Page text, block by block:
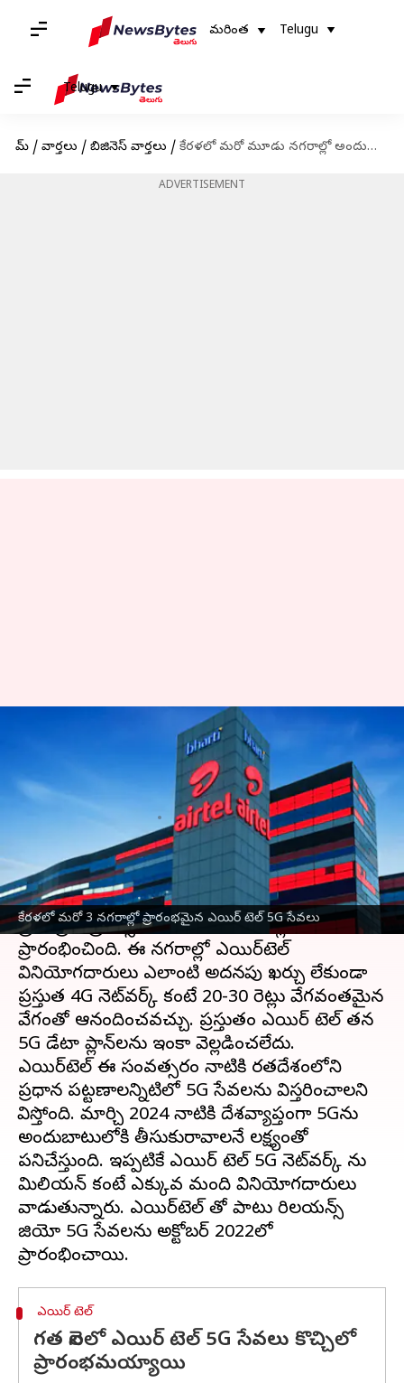
మరింత Telugu
Telugu
హోమ్ / వార్తలు / బిజినెస్ వార్తలు / కేరళలో మరో మూడు నగరాల్లో అందుబాటులోకి వచ్చిన ఎయిర్ టెల్ 5G సేవలు
ADVERTISEMENT
కేరళలో మరో 3 నగరాల్లో ప్రారంభమైన ఎయిర్ టెల్ 5G సేవలు
కేరళలో మరో మూడు నగరాల్లో
అందుబాటులోకి వచ్చిన ఎయిర్ టెల్
5G సేవలు
Feb 04, 2023 03:48 pm
ఈ వార్తాకథనం ఏంటి
భారతిఎయిర్‌టెల్తన 5G సేవలను కేరళలోని కోజికోడ్,
త్రివేండ్రం, త్రిస్సూర్‌లో విడుదల నగరాల్లో
ప్రారంభించింది. ఈ నగరాల్లో ఎయిర్‌టెల్
వినియోగదారులు ఎలాంటి అదనపు ఖర్చు లేకుండా
ప్రస్తుత 4G నెట్‌వర్క్ కంటే 20-30 రెట్లు వేగవంతమైన
వేగంతో ఆనందించవచ్చు. ప్రస్తుతం ఎయిర్ టెల్ తన
5G డేటా ప్లాన్‌లను ఇంకా వెల్లడించలేదు.
ఎయిర్‌టెల్ ఈ సంవత్సరం నాటికి భారతదేశంలోని
ప్రధాన పట్టణాలన్నిటిలో 5G సేవలను విస్తరించాలని
భావిస్తోంది. మార్చి 2024 నాటికి దేశవ్యాప్తంగా 5Gను
అందుబాటులోకి తీసుకురావాలనే లక్ష్యంతో
పనిచేస్తుంది. ఇప్పటికే ఎయిర్ టెల్ 5G నెట్‌వర్క్ ను
మిలియన్ కంటే ఎక్కువ మంది వినియోగదారులు
వాడుతున్నారు. ఎయిర్‌టెల్ తో పాటు రిలయన్స్
జియో 5G సేవలను అక్టోబర్ 2022లో
ఎయిర్ టెల్
గత నెలలో ఎయిర్ టెల్ 5G సేవలు కొచ్చిలో
ప్రారంభమయ్యాయి